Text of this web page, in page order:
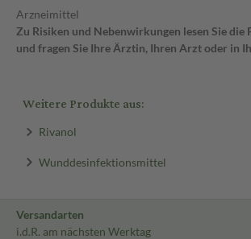
Arzneimittel
Zu Risiken und Nebenwirkungen lesen Sie die
und fragen Sie Ihre Ärztin, Ihren Arzt oder in
Weitere Produkte aus:
Rivanol
Wunddesinfektionsmittel
Versandarten
i.d.R. am nächsten Werktag